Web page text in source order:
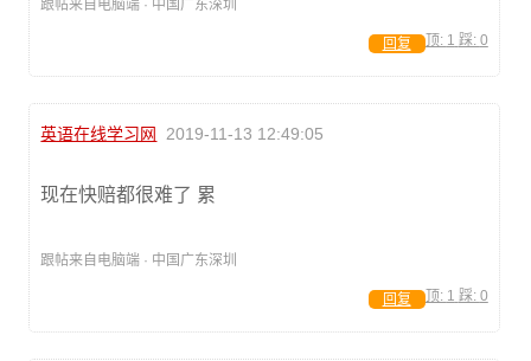
跟帖来自电脑端 · 中国广东深圳
顶: 1 踩: 0
回复
英语在线学习网 2019-11-13 12:49:05
现在快赔都很难了 累
跟帖来自电脑端 · 中国广东深圳
顶: 1 踩: 0
回复